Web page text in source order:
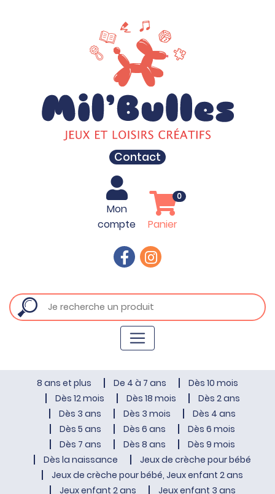
Contact
Mon
compte
Panier
0
8 ans et plus De 4 à 7 ans
Dès 10 mois
Dès 12 mois
Dès 18 mois
Dès 2 ans
Dès 3 ans
Dès 3 mois
Dès 4 ans
Dès 5 ans
Dès 6 ans
Dès 6 mois
Dès 7 ans
Dès 8 ans
Dès 9 mois
Dès la naissance
Jeux de crèche pour bébé
Jeux de crèche pour bébé, Jeux enfant 2 ans
Jeux enfant 2 ans
Jeux enfant 3 ans